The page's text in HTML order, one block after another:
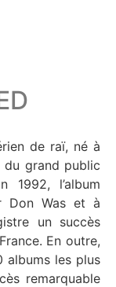
de raï, né à
du grand public
Don Was et à
un succès
En outre,
albums les plus
remarquable